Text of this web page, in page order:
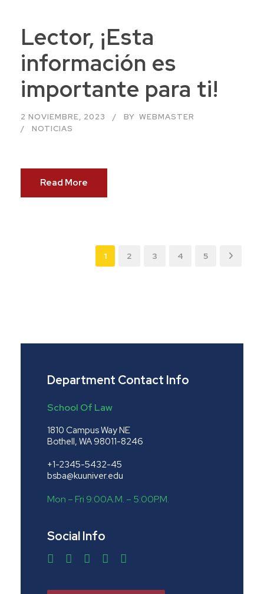
Lector, ¡Esta
información es
importante para ti!
2 NOVIEMBRE, 2023 BY WEBMASTER
NOTICIAS
Read More
1 2 3 4 5
Department Contact Info
School Of Law
1810 Campus Way NE
Bothell, WA 98011-8246
+1-2345-5432-45
bsba@kuuniver.edu
Mon – Fri 9:00A.M. – 5:00P.M.
Social Info